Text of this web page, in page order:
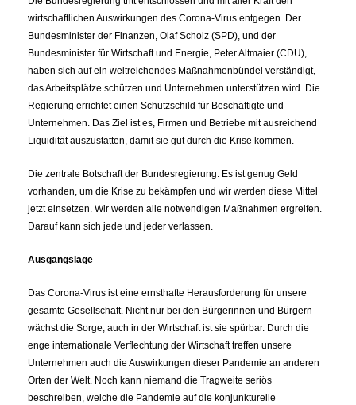
wirtschaftlichen Auswirkungen des Corona-Virus entgegen. Der
Bundesminister der Finanzen, Olaf Scholz (SPD), und der
Bundesminister für Wirtschaft und Energie, Peter Altmaier (CDU),
haben sich auf ein weitreichendes Maßnahmenbündel verständigt,
das Arbeitsplätze schützen und Unternehmen unterstützen wird. Die
Regierung errichtet einen Schutzschild für Beschäftigte und
Unternehmen. Das Ziel ist es, Firmen und Betriebe mit ausreichend
Liquidität auszustatten, damit sie gut durch die Krise kommen.
Die zentrale Botschaft der Bundesregierung: Es ist genug Geld
vorhanden, um die Krise zu bekämpfen und wir werden diese Mittel
jetzt einsetzen. Wir werden alle notwendigen Maßnahmen ergreifen.
Darauf kann sich jede und jeder verlassen.
Ausgangslage
Das Corona-Virus ist eine ernsthafte Herausforderung für unsere
gesamte Gesellschaft. Nicht nur bei den Bürgerinnen und Bürgern
wächst die Sorge, auch in der Wirtschaft ist sie spürbar. Durch die
enge internationale Verflechtung der Wirtschaft treffen unsere
Unternehmen auch die Auswirkungen dieser Pandemie an anderen
Orten der Welt. Noch kann niemand die Tragweite seriös
beschreiben, welche die Pandemie auf die konjunkturelle